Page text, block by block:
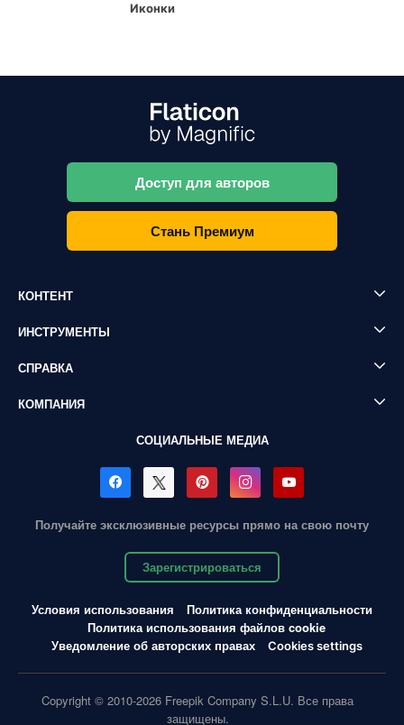
Иконки
Доступ для авторов
Стань Премиум
КОНТЕНТ
ИНСТРУМЕНТЫ
СПРАВКА
КОМПАНИЯ
СОЦИАЛЬНЫЕ МЕДИА
Получайте эксклюзивные ресурсы прямо на свою почту
Зарегистрироваться
Условия использования
Политика конфиденциальности
Политика использования файлов cookie
Уведомление об авторских правах
Cookies settings
Copyright © 2010-2026 Freepik Company S.L.U. Все права
защищены.